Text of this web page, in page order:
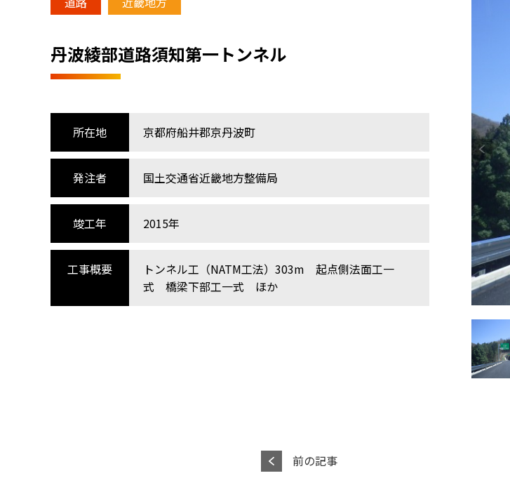
丹波綾部道路須知第一トンネル
所在地 京都府船井郡京丹波町
発注者 国土交通省近畿地方整備局
竣工年 2015年
工事概要
トンネル工（NATM工法）303m 起点側法面工一
式 橋梁下部工一式 ほか
前の記事